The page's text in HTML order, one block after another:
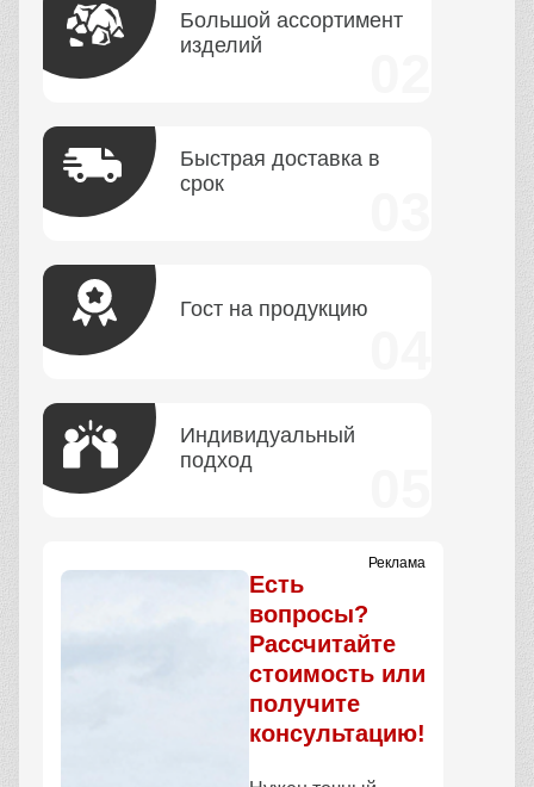
Большой ассортимент
изделий
Быстрая доставка в
срок
Гост на продукцию
Индивидуальный
подход
Реклама
Есть
вопросы?
Рассчитайте
стоимость или
получите
консультацию!